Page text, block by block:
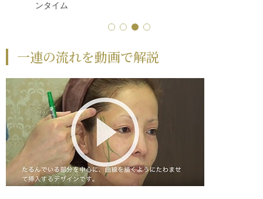
ンタイム
一連の流れを動画で解説